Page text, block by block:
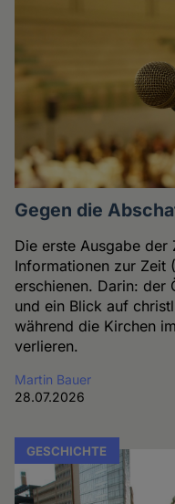
Gegen die
Die erste Ausgabe der
Informationen zur Zeit
erschienen. Darin: der
und ein Blick auf
während die Kirchen
verlieren.
Martin Bauer
28.07.2026
GESCHICHTE